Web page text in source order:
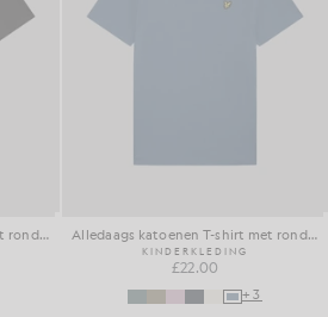
Alledaags katoenen T-shirt met ronde hals Alledaags katoenen T-shirt met ronde hals
KINDERKLEDING
£22.00
+3